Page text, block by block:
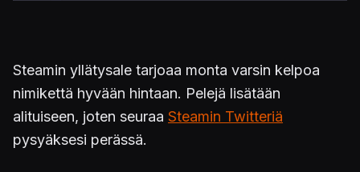
Steamin yllätysale tarjoaa monta varsin kelpoa
nimikettä hyvään hintaan. Pelejä lisätään
alituiseen, joten seuraa Steamin Twitteriä
pysyäksesi perässä.